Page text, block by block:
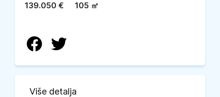
139.050 € 105 ㎡
Više detalja